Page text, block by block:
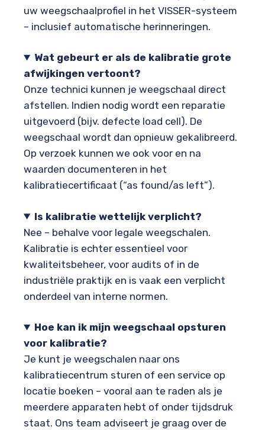
uw weegschaalprofiel in het VISSER-systeem
– inclusief automatische herinneringen.
Wat gebeurt er als de kalibratie grote
afwijkingen vertoont?
Onze technici kunnen je weegschaal direct
afstellen. Indien nodig wordt een reparatie
uitgevoerd (bijv. defecte load cell). De
weegschaal wordt dan opnieuw gekalibreerd.
Op verzoek kunnen we ook voor en na
waarden documenteren in het
kalibratiecertificaat (“as found/as left”).
Is kalibratie wettelijk verplicht?
Nee – behalve voor legale weegschalen.
Kalibratie is echter essentieel voor
kwaliteitsbeheer, voor audits of in de
industriële praktijk en is vaak een verplicht
onderdeel van interne normen.
Hoe kan ik mijn weegschaal opsturen
voor kalibratie?
Je kunt je weegschalen naar ons
kalibratiecentrum sturen of een service op
locatie boeken – vooral aan te raden als je
meerdere apparaten hebt of onder tijdsdruk
staat. Ons team adviseert je graag over de